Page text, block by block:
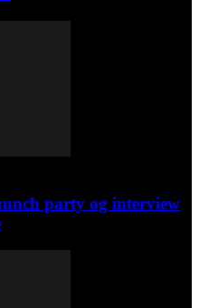
party og interview